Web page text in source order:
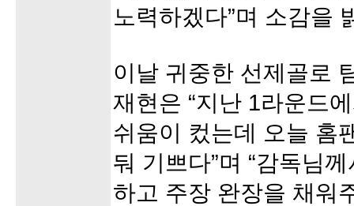
노력하겠다”며 소감을
이날 귀중한 선제골로
재현은 “지난 1라운드
쉬움이 컸는데 오늘 홈
둬 기쁘다”며 “감독님
하고 주장 완장을 채워